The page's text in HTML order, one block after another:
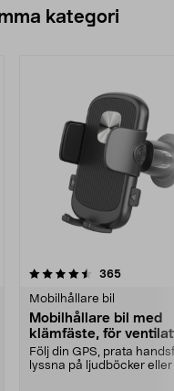
kategori
365
Mobilhållare bil
Mobilhållare bil med
klämfäste, för
Följ din GPS, prata
lyssna på ljudböcker
4.5 av 5 stjärnor